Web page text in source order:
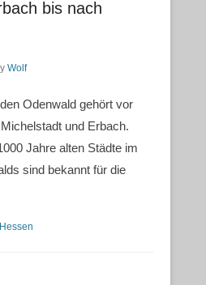
bis nach
Wolf
Odenwald gehört vor
und Erbach.
Jahre alten Städte im
sind bekannt für die
Hessen